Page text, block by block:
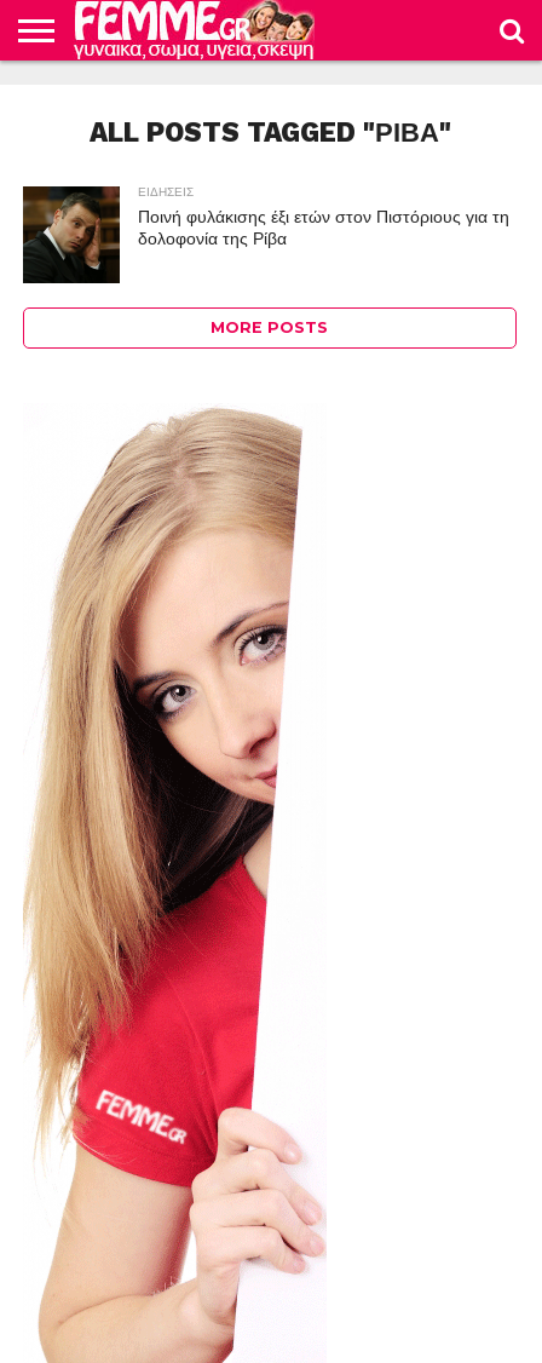
ΚΟΣΜΟΣ
ΔΙΑΤΡΟΦΗ
ΓΥΝΑΙΚΕΣ
ΓΥΝΑΙΚΕΙΟ
ΣΩΜΑ
ΜΩΡΟΥALL POSTS TAGGED "ΡΙΒΑ"
ΕΙΔΗΣΕΙΣ
Ποινή φυλάκισης έξι ετών στον Πιστόριους για τη
δολοφονία της Ρίβα
MORE POSTS